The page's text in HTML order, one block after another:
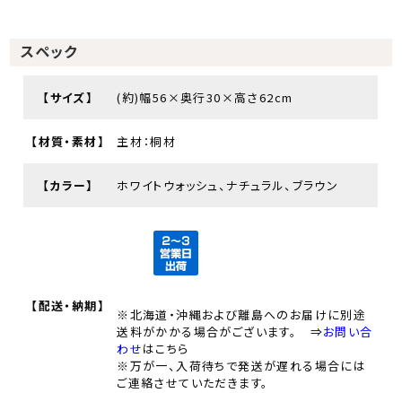
スペック
【サイズ】 (約)幅56×奥行30×高さ62cm
【材質・素材】 主材：桐材
【カラー】 ホワイトウォッシュ、ナチュラル、ブラウン
【配送・納期】
※北海道・沖縄および離島へのお届けに別途
送料がかかる場合がございます。 ⇒お問い合
わせはこちら
※万が一、入荷待ちで発送が遅れる場合には
ご連絡させていただきます。